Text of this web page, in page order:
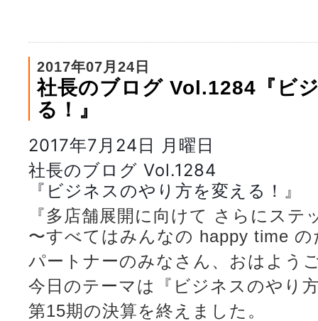
2017年07月24日
社長のブログ Vol.1284『ビ
る！』
2017年7月24日 月曜日
社長のブログ Vol.1284
『ビジネスのやり方を変える！』
『多店舗展開に向けて さらにステ
〜すべてはみんなの happy time の
パートナーのみなさん、おはよう
今日のテーマは『ビジネスのやり
第15期の決算を終えました。